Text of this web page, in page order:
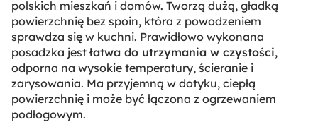
polskich mieszkań i domów. Tworzą dużą, gładką
powierzchnię bez spoin, która z powodzeniem
sprawdza się w kuchni. Prawidłowo wykonana
posadzka jest łatwa do utrzymania w czystości,
odporna na wysokie temperatury, ścieranie i
zarysowania. Ma przyjemną w dotyku, ciepłą
powierzchnię i może być łączona z ogrzewaniem
podłogowym.